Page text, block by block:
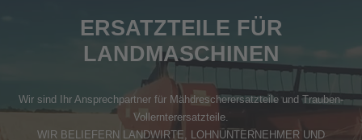
Zubehör WeinbauERSATZTEILE FÜR
LANDMASCHINEN
Wir sind Ihr Ansprechpartner für Mähdrescherersatzteile und Trauben-
Vollernterersatzteile.
WIR BELIEFERN LANDWIRTE, LOHNUNTERNEHMER UND